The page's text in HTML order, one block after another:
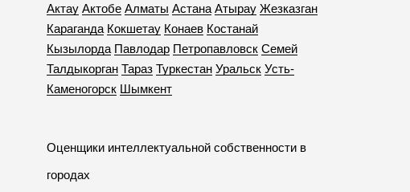
Актау Актобе Алматы Астана Атырау Жезказган
Караганда Кокшетау Конаев Костанай
Кызылорда Павлодар Петропавловск Семей
Талдыкорган Тараз Туркестан Уральск Усть-
Каменогорск Шымкент
Оценщики интеллектуальной собственности в
городах